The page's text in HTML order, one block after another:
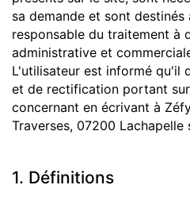
sa demande et sont
responsable du traitement à
administrative et
L'utilisateur est informé qu'il
et de rectification portant
concernant en écrivant à
Traverses, 07200 Lachapelle
1. Définitions